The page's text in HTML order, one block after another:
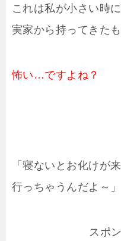
これは私が小さい時
実家から持ってきた
怖い…ですよね？
「寝ないとお化けが
行っちゃうんだよ～」
スポ